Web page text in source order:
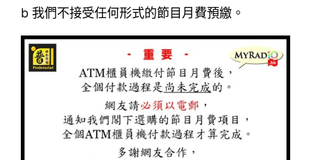
b 我們不接受任何形式的節目月費預繳。